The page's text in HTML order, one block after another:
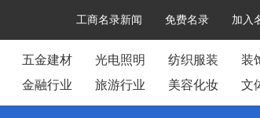
工商名录新闻 免费名录 加入
五金建材 光电照明 纺织服装 装
金融行业 旅游行业 美容化妆 文